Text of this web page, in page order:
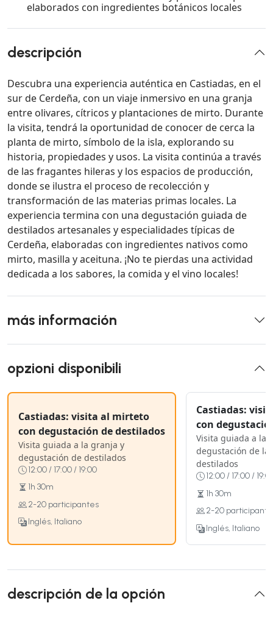
elaborados con ingredientes botánicos locales
descripción
Descubra una experiencia auténtica en Castiadas, en el
sur de Cerdeña, con un viaje inmersivo en una granja
entre olivares, cítricos y plantaciones de mirto. Durante
la visita, tendrá la oportunidad de conocer de cerca la
planta de mirto, símbolo de la isla, explorando su
historia, propiedades y usos. La visita continúa a través
de las fragantes hileras y los espacios de producción,
donde se ilustra el proceso de recolección y
transformación de las materias primas locales. La
experiencia termina con una degustación guiada de
destilados artesanales y especialidades típicas de
Cerdeña, elaboradas con ingredientes nativos como
mirto, masilla y aceituna. ¡No te pierdas una actividad
dedicada a los sabores, la comida y el vino locales!
más información
opzioni disponibili
Castiadas: visita al mirteto
con degustación de destilados
Visita guiada a la granja y
degustación de destilados
12:00 / 17:00 / 19:00
1h 30m
2-20 participantes
Inglés, Italiano
Castiadas:
con
Visita guiada a la
degustación de la
destilados
12:00 / 17:00 /
1h 30m
2-20
Inglés, Italiano
descripción de la opción